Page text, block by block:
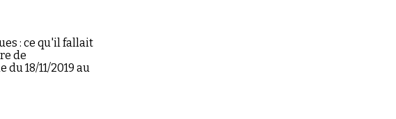
: ce qu'il fallait
de
18/11/2019 au